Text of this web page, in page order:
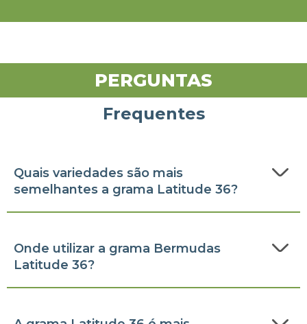
PERGUNTAS
Frequentes
Quais variedades são mais
semelhantes a grama Latitude 36?
Onde utilizar a grama Bermudas
Latitude 36?